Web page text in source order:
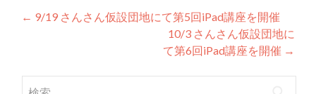
投稿ナビゲーション
← 9/19 さんさん仮設団地にて第5回iPad講座を開催
10/3 さんさん仮設団地に
て第6回iPad講座を開催 →
検索: